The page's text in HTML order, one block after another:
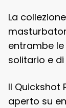
La
entrambe
solitario e
Il Quickshot
aperto su